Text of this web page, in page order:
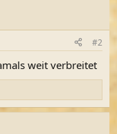
#2
weit verbreitet